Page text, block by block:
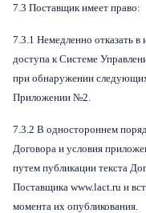
7.3 Поставщик имеет право:
7.3.1 Немедленно отказать
доступа к Системе
при обнаружении
Приложении №2.
7.3.2 В одностороннем
Договора и условия
путем публикации текста
Поставщика www.lact.ru и
момента их опубликования.